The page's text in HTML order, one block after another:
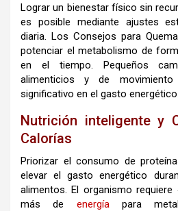
Lograr un bienestar físico sin
es posible mediante ajustes
diaria. Los Consejos para
potenciar el metabolismo de
en el tiempo. Pequeños
alimenticios y de
significativo en el gasto energético.
Nutrición inteligente y
Calorías
Priorizar el consumo de
elevar el gasto energético
alimentos. El organismo
más de energíapara